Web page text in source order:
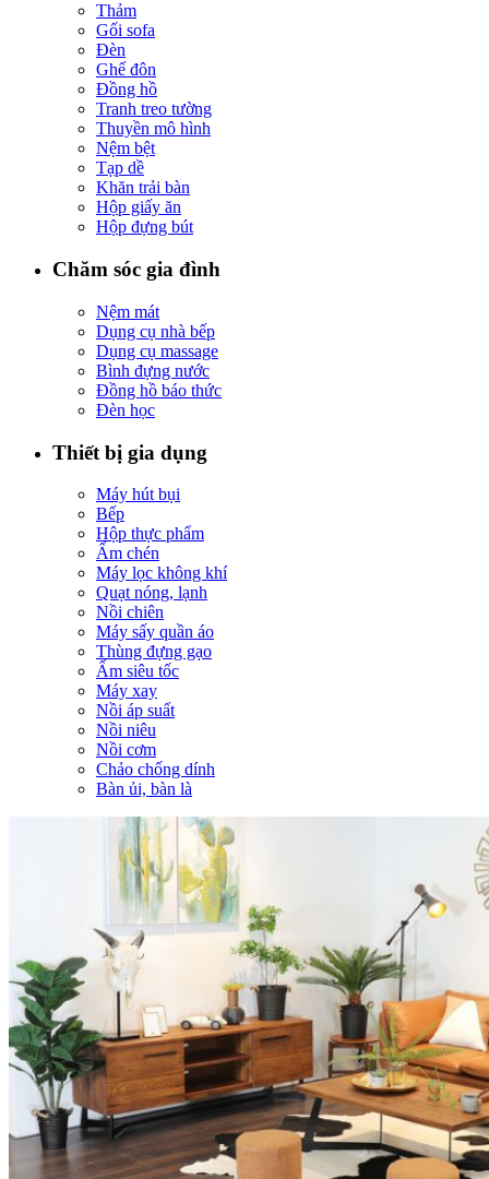
Thảm
Gối sofa
Đèn
Ghế đôn
Đồng hồ
Tranh treo tường
Thuyền mô hình
Nệm bệt
Tạp dề
Khăn trải bàn
Hộp giấy ăn
Hộp đựng bút
Chăm sóc gia đình
Nệm mát
Dụng cụ nhà bếp
Dụng cụ massage
Bình đựng nước
Đồng hồ báo thức
Đèn học
Thiết bị gia dụng
Máy hút bụi
Bếp
Hộp thực phẩm
Ấm chén
Máy lọc không khí
Quạt nóng, lạnh
Nồi chiên
Máy sấy quần áo
Thùng đựng gạo
Ấm siêu tốc
Máy xay
Nồi áp suất
Nồi niêu
Nồi cơm
Chảo chống dính
Bàn ủi, bàn là